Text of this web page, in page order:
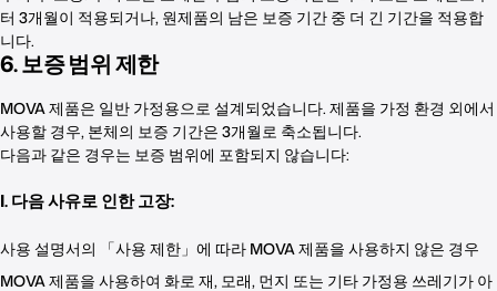
터 3개월이 적용되거나, 원제품의 남은 보증 기간 중 더 긴 기간을 적용합
니다.
6. 보증 범위 제한
MOVA 제품은 일반 가정용으로 설계되었습니다. 제품을 가정 환경 외에서
사용할 경우, 본체의 보증 기간은 3개월로 축소됩니다.
다음과 같은 경우는 보증 범위에 포함되지 않습니다:
I. 다음 사유로 인한 고장:
사용 설명서의 「사용 제한」에 따라 MOVA 제품을 사용하지 않은 경우
MOVA 제품을 사용하여 화로 재, 모래, 먼지 또는 기타 가정용 쓰레기가 아